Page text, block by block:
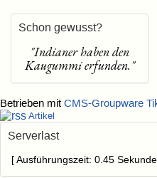
Schon gewusst?
"Indianer haben den
Kaugummi erfunden."
Betrieben mit CMS-Groupware
Artikel
Serverlast
[ Ausführungszeit: 0.45